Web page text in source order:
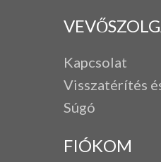
Kapcsolat
Visszatérítés
Súgó
FIÓKOM